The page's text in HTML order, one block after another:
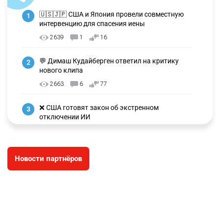
1
🇺🇸🇯🇵 США и Япония провели совместную
интервенцию для спасения иены
2639 1 16
2
💬 Димаш Кудайберген ответил на критику
нового клипа
2663 6 77
3
❌ США готовят закон об экстренном
отключении ИИ
4
🗣 Мужчина сказал тост на свадьбе и
заработал уголовное дело
Новости партнёров